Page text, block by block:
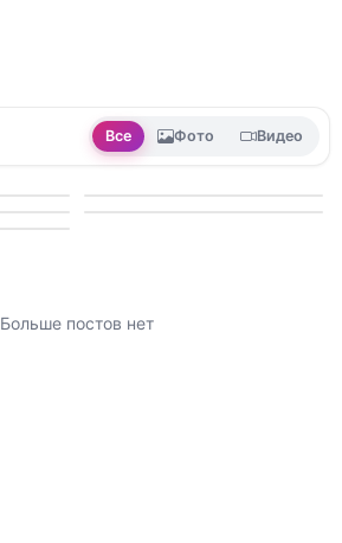
Все Фото Видео
Больше постов нет